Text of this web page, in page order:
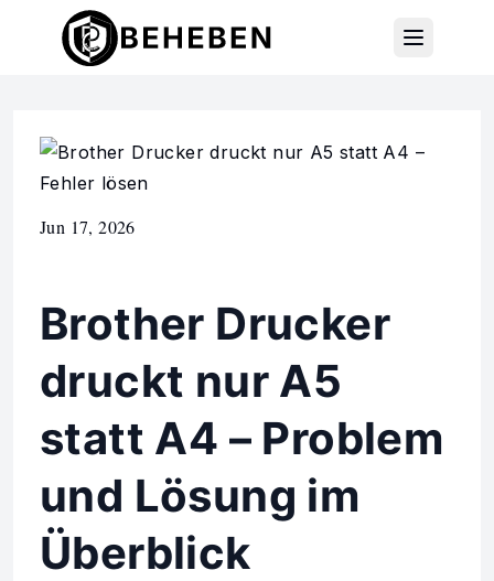
Jun 17, 2026
Brother Drucker
druckt nur A5
statt A4 – Problem
und Lösung im
Überblick